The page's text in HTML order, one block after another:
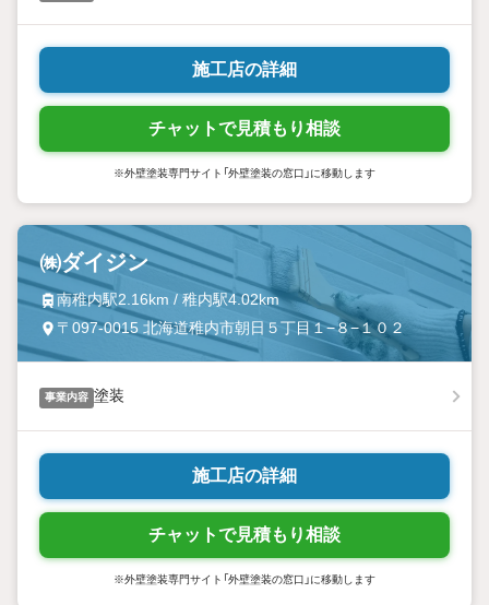
施工店の詳細
チャットで見積もり相談
※外壁塗装専門サイト「外壁塗装の窓口」に移動します
㈱ダイジン
南稚内駅2.16km / 稚内駅4.02km
〒097-0015 北海道稚内市朝日５丁目１−８−１０２
事業内容 塗装
施工店の詳細
チャットで見積もり相談
※外壁塗装専門サイト「外壁塗装の窓口」に移動します